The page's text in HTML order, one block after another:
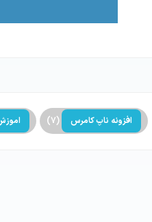
افزونه ناپ کامرس (7)